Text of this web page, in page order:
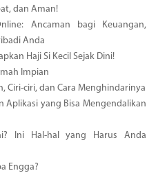
dan Aman!
Ancaman bagi Keuangan,
Anda
Haji Si Kecil Sejak Dini!
Impian
Ciri-ciri, dan Cara Menghindarinya
Aplikasi yang Bisa Mengendalikan
Ini Hal-hal yang Harus Anda
Engga?